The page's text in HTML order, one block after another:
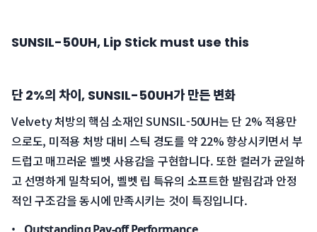
SUNSIL-50UH, Lip Stick must use this
단 2%의 차이, SUNSIL-50UH가 만든 변화
Velvety 처방의 핵심 소재인 SUNSIL-50UH는 단 2% 적용만
으로도, 미적용 처방 대비 스틱 경도를 약 22% 향상시키면서 부
드럽고 매끄러운 벨벳 사용감을 구현합니다. 또한 컬러가 균일하
고 선명하게 밀착되어, 벨벳 립 특유의 소프트한 발림감과 안정
적인 구조감을 동시에 만족시키는 것이 특징입니다.